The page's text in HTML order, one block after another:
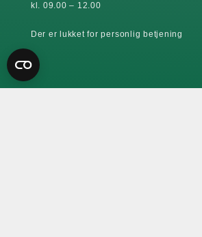
kl. 09.00 – 12.00
Der er lukket for personlig betjening